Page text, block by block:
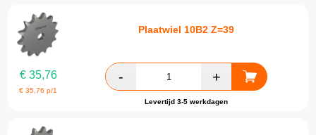
Plaatwiel 10B2 Z=39
€35,76
€35,76 p/1
Levertijd 3-5 werkdagen